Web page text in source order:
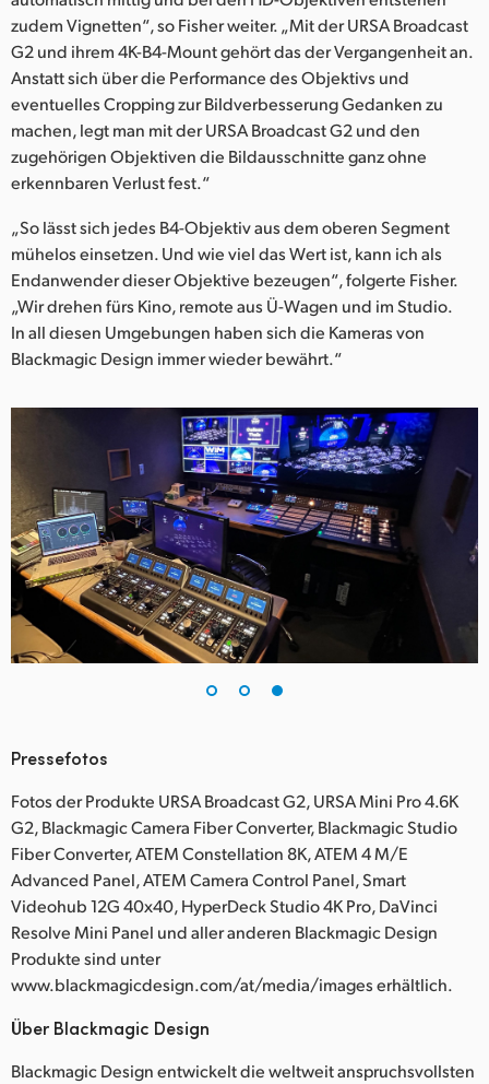
zudem Vignetten“, so Fisher weiter. „Mit der URSA Broadcast
G2 und ihrem 4K-B4-Mount gehört das der Vergangenheit an.
Anstatt sich über die Performance des Objektivs und
eventuelles Cropping zur Bildverbesserung Gedanken zu
machen, legt man mit der URSA Broadcast G2 und den
zugehörigen Objektiven die Bildausschnitte ganz ohne
erkennbaren Verlust fest.“
„So lässt sich jedes B4-Objektiv aus dem oberen Segment
mühelos einsetzen. Und wie viel das Wert ist, kann ich als
Endanwender dieser Objektive bezeugen“, folgerte Fisher.
„Wir drehen fürs Kino, remote aus Ü-Wagen und im Studio.
In all diesen Umgebungen haben sich die Kameras von
Blackmagic Design immer wieder bewährt.“
Pressefotos
Fotos der Produkte URSA Broadcast G2, URSA Mini Pro 4.6K
G2, Blackmagic Camera Fiber Converter, Blackmagic Studio
Fiber Converter, ATEM Constellation 8K, ATEM 4 M/E
Advanced Panel, ATEM Camera Control Panel, Smart
Videohub 12G 40x40, HyperDeck Studio 4K Pro, DaVinci
Resolve Mini Panel und aller anderen Blackmagic Design
Produkte sind unter
www.blackmagicdesign.com/at/media/images erhältlich.
Über Blackmagic Design
Blackmagic Design entwickelt die weltweit anspruchsvollsten